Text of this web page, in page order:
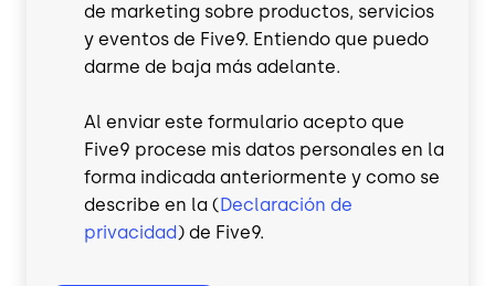
de marketing sobre productos, servicios
y eventos de Five9. Entiendo que puedo
darme de baja más adelante.
Al enviar este formulario acepto que
Five9 procese mis datos personales en la
forma indicada anteriormente y como se
describe en la ( Declaración de
privacidad) de Five9.